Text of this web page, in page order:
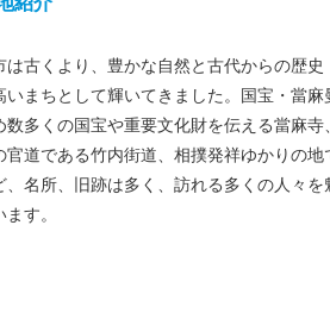
は古くより、豊かな自然と古代からの歴史
いまちとして輝いてきました。国宝・當麻
数多くの国宝や重要文化財を伝える當麻寺
官道である竹内街道、相撲発祥ゆかりの地
、名所、旧跡は多く、訪れる多くの人々を
す。